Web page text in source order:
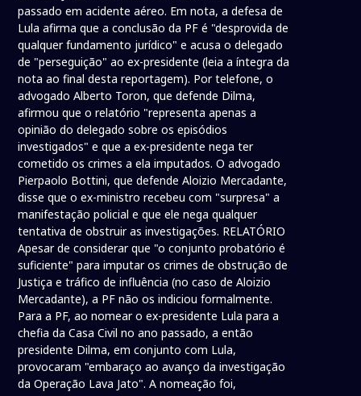
passado em acidente aéreo. Em nota, a defesa de
Lula afirma que a conclusão da PF é "desprovida de
qualquer fundamento jurídico" e acusa o delegado
de "perseguição" ao ex-presidente (leia a íntegra da
nota ao final desta reportagem). Por telefone, o
advogado Alberto Toron, que defende Dilma,
afirmou que o relatório "representa apenas a
opinião do delegado sobre os episódios
investigados" e que a ex-presidente nega ter
cometido os crimes a ela imputados. O advogado
Pierpaolo Bottini, que defende Aloizio Mercadante,
disse que o ex-ministro recebeu com "surpresa" a
manifestação policial e que ele nega qualquer
tentativa de obstruir as investigações. RELATÓRIO
Apesar de considerar que "o conjunto probatório é
suficiente" para imputar os crimes de obstrução de
Justiça e tráfico de influência (no caso de Aloizio
Mercadante), a PF não os indiciou formalmente.
Para a PF, ao nomear o ex-presidente Lula para a
chefia da Casa Civil no ano passado, a então
presidente Dilma, em conjunto com Lula,
provocaram "embaraço ao avanço da investigação
da Operação Lava Jato". A nomeação foi,